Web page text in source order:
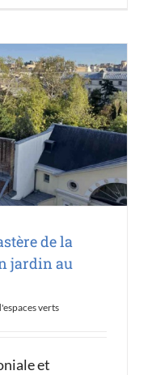
de la
jardin au
verts
et